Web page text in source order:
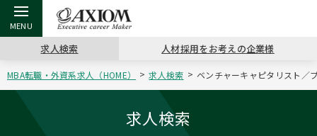
戻る
アクシアムの特長
戻る
戻る
戻る
キャリア支援 TOP
戻る
戻る
戻る
転職ツール TOP
戻る
戻る
転職コラム TOP
戻る
イベント・セミナー TOP
戻る
会社概要 TOP
求人検索 人材採用をお考えの企業様
MBA転職・外資系求人（HOME） 求人検索 ベンチャーキャピタリスト／
求人検索